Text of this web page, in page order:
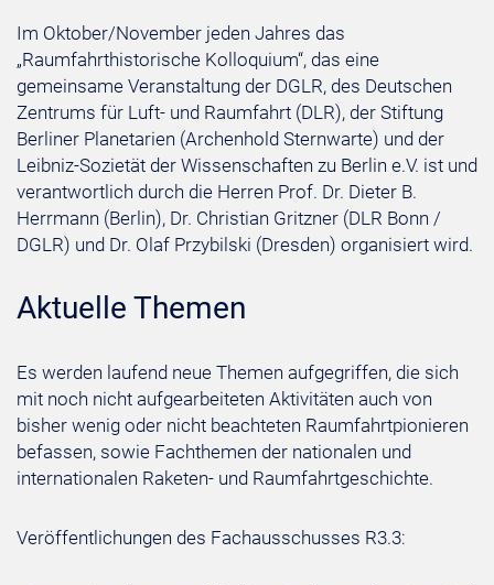
Im Oktober/November jeden Jahres das
„Raumfahrthistorische Kolloquium“, das eine
gemeinsame Veranstaltung der DGLR, des Deutschen
Zentrums für Luft- und Raumfahrt (DLR), der Stiftung
Berliner Planetarien (Archenhold Sternwarte) und der
Leibniz-Sozietät der Wissenschaften zu Berlin e.V. ist und
verantwortlich durch die Herren Prof. Dr. Dieter B.
Herrmann (Berlin), Dr. Christian Gritzner (DLR Bonn /
DGLR) und Dr. Olaf Przybilski (Dresden) organisiert wird.
Aktuelle Themen
Es werden laufend neue Themen aufgegriffen, die sich
mit noch nicht aufgearbeiteten Aktivitäten auch von
bisher wenig oder nicht beachteten Raumfahrtpionieren
befassen, sowie Fachthemen der nationalen und
internationalen Raketen- und Raumfahrtgeschichte.
Veröffentlichungen des Fachausschusses R3.3: